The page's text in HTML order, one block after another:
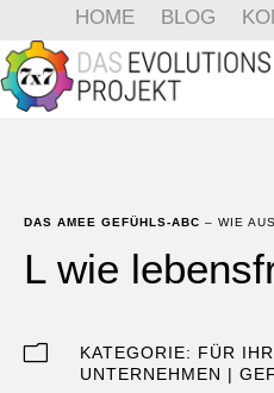
HOME BLOG
DAS AMEE GEFÜHLS-ABC – WIE
L wie
m KATEGORIE: FÜR
UNTERNEHMEN |